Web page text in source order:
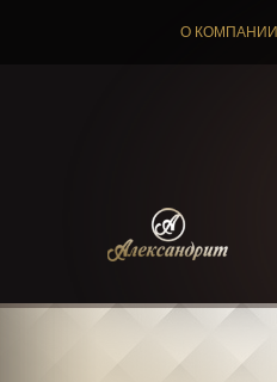
О КОМПАНИИ